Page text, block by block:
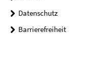
Datenschutz
Barrierefreiheit